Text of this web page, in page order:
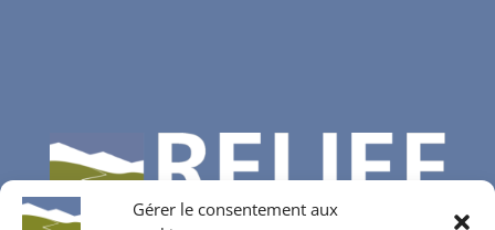
Gérer le consentement aux